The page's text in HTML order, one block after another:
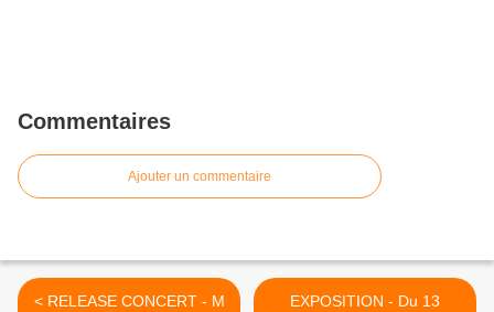
Commentaires
Ajouter un commentaire
< RELEASE CONCERT - M
EXPOSITION - Du 13